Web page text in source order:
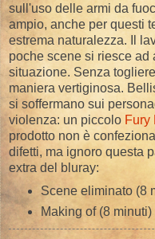
sull'uso delle armi da
ampio, anche per questi
estrema naturalezza. Il
poche scene si riesce ad
situazione. Senza
maniera vertiginosa.
si soffermano sui
violenza: un piccolo Fury
prodotto non è
difetti, ma ignoro questa
extra del bluray:
Scene eliminato (8
Making of (8 minuti)